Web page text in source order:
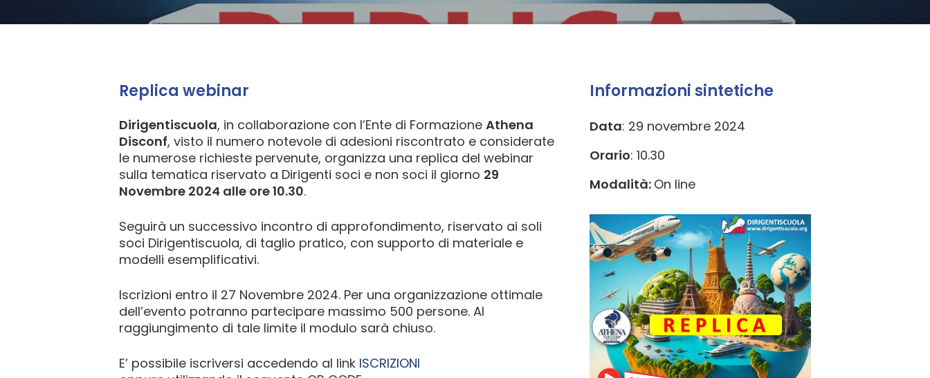
Replica webinar
Dirigentiscuola, in collaborazione con l’Ente di FormazioneAthena
Disconf, visto il numero notevole di adesioni riscontrato e considerate
le numerose richieste pervenute, organizza una replica del webinar
sulla tematica riservato a Dirigenti soci e non soci il giorno 29
Novembre 2024 alle ore 10.30.
Seguirà un successivo incontro di approfondimento, riservato ai soli
soci Dirigentiscuola, di taglio pratico, con supporto di materiale e
modelli esemplificativi.
Iscrizioni entro il 27 Novembre 2024. Per una organizzazione ottimale
dell’evento potranno partecipare massimo 500 persone. Al
raggiungimento di tale limite il modulo sarà chiuso.
E’ possibile iscriversi accedendo al link ISCRIZIONI
Informazioni sintetiche
Data: 29 novembre 2024
Orario: 10.30
Modalità: On line